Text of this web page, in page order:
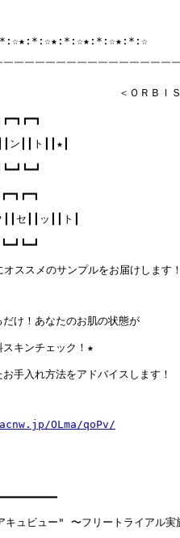
￣￣￣￣￣￣￣￣￣￣￣￣￣￣￣
ＩＳ
┃┃ト┃┃★┃
セ┃┃ッ┃┃ト┃
ススメのサンプルをお届けします
！あなたのお肌の状態が
キンチェック！★
入れ方法をアドバイスします！
OLma/qoPv/
キュビュー" 〜フリートライアル実